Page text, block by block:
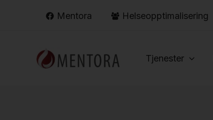
Mentora Helseopptimalisering
Tjenester